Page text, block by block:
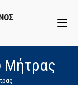
Μήτρας